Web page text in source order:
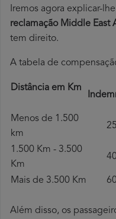
Iremos agora explicar-
reclamação Middle East
tem direito.
A tabela de
Distância em Km
Menos de 1.500
km
1.500 Km - 3.500
Km
Mais de 3.500 Km
Além disso, os